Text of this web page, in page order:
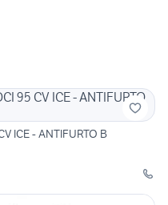
ICE - ANTIFURTO B